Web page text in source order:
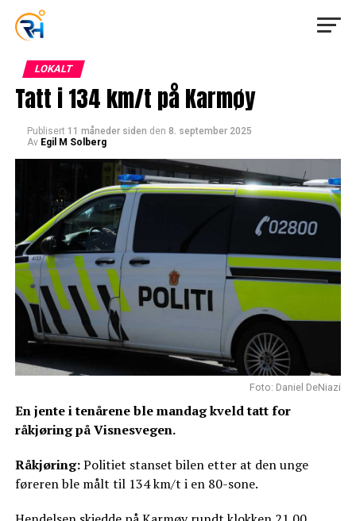
LOKALT
Tatt i 134 km/t på Karmøy
Publisert 11 måneder siden den 8. september 2025
Av Egil M Solberg
Foto: Daniel DeNiazi
En jente i tenårene ble mandag kveld tatt for
råkjøring på Visnesvegen.
Råkjøring:Politiet stanset bilen etter at den unge
føreren ble målt til 134 km/t i en 80-sone.